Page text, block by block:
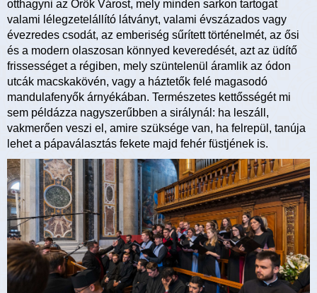
otthagyni az Örök Várost, mely minden sarkon tartogat
valami lélegzetelállító látványt, valami évszázados vagy
évezredes csodát, az emberiség sűrített történelmét, az ősi
és a modern olaszosan könnyed keveredését, azt az üdítő
frissességet a régiben, mely szüntelenül áramlik az ódon
utcák macskakövén, vagy a háztetők felé magasodó
mandulafenyők árnyékában. Természetes kettősségét mi
sem példázza nagyszerűbben a sirálynál: ha leszáll,
vakmerően veszi el, amire szüksége van, ha felrepül, tanúja
lehet a pápaválasztás fekete majd fehér füstjének is.